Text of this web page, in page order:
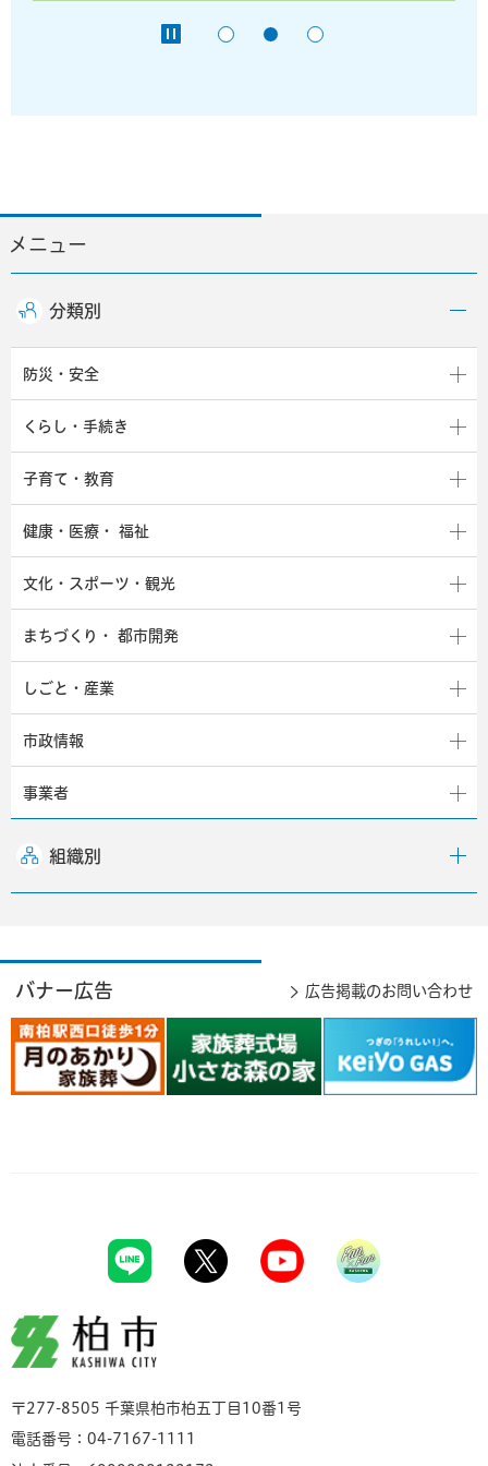
メニュー
分類別
防災・安全
くらし・手続き
子育て・教育
健康・医療・ 福祉
文化・スポーツ・観光
まちづくり・ 都市開発
しごと・産業
市政情報
事業者
組織別
バナー広告 広告掲載のお問い合わせ
柏市
〒277-8505 千葉県柏市柏五丁目10番1号
電話番号：04-7167-1111